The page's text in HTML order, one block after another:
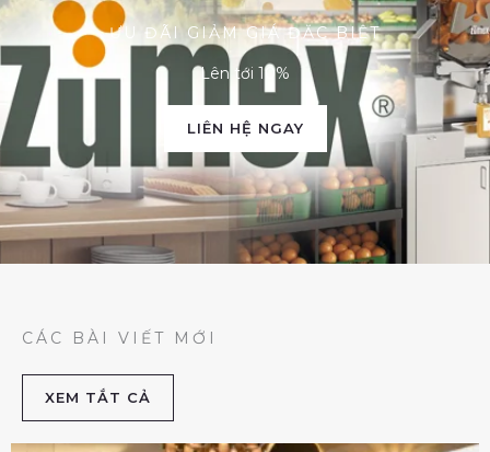
ƯU ĐÃI GIẢM GIÁ ĐẶC BIỆT
Lên tới 10%
LIÊN HỆ NGAY
CÁC BÀI VIẾT MỚI
XEM TẮT CẢ